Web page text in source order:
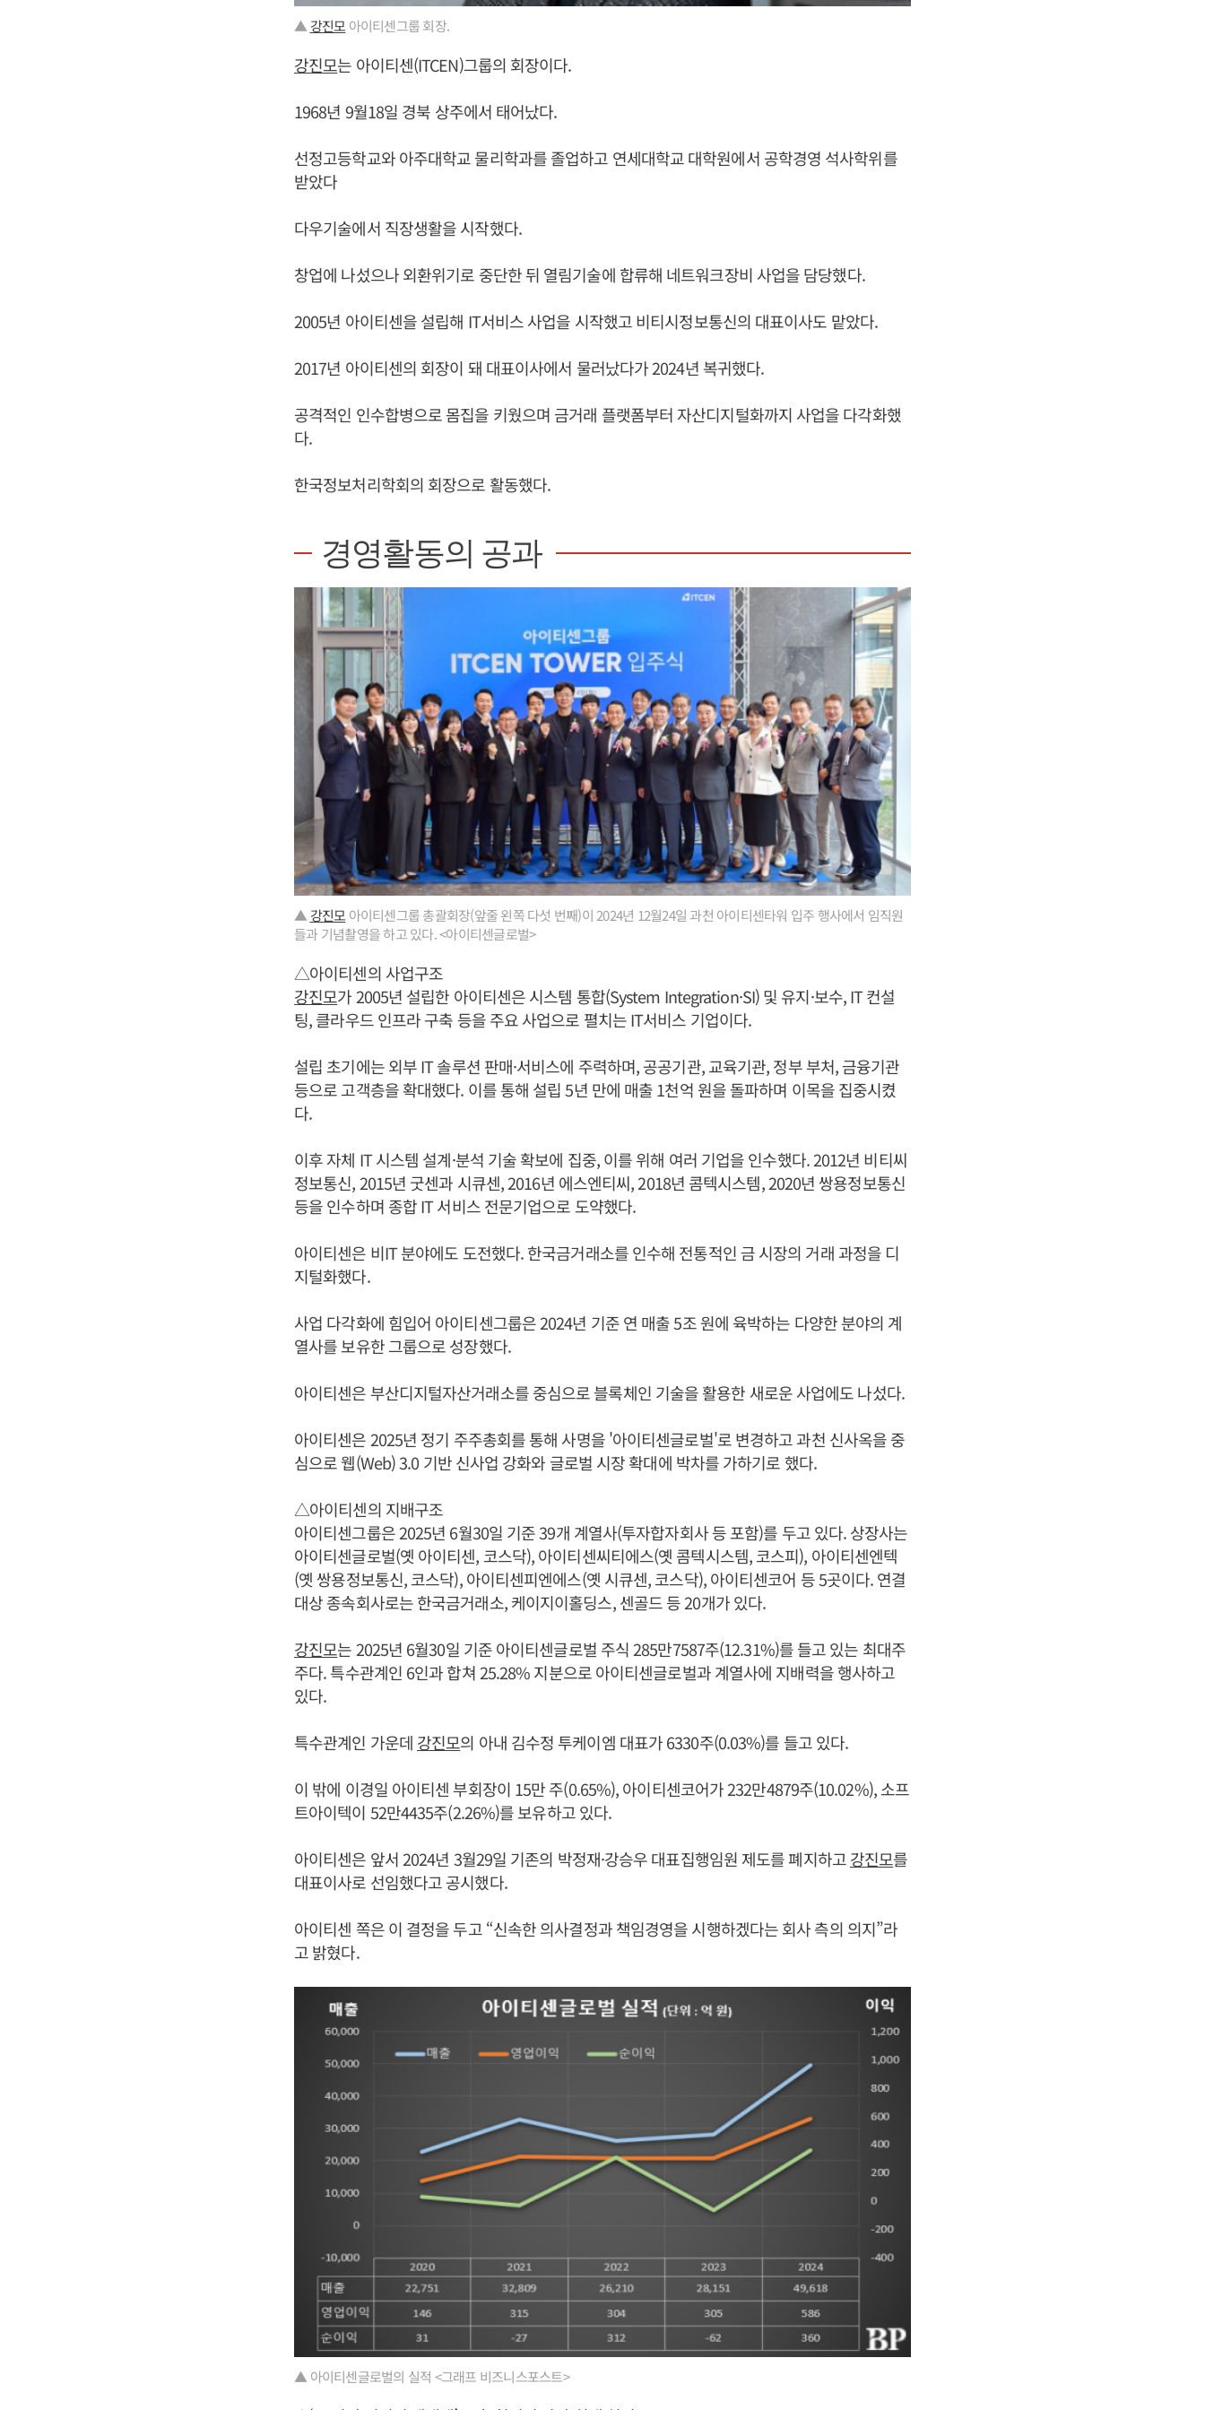
▲ 강진모 아이티센그룹 회장.
강진모는 아이티센(ITCEN)그룹의 회장이다.
1968년 9월18일 경북 상주에서 태어났다.
선정고등학교와 아주대학교 물리학과를 졸업하고 연세대학교 대학원에서 공학경영 석사학위를
받았다
다우기술에서 직장생활을 시작했다.
창업에 나섰으나 외환위기로 중단한 뒤 열림기술에 합류해 네트워크장비 사업을 담당했다.
2005년 아이티센을 설립해 IT서비스 사업을 시작했고 비티시정보통신의 대표이사도 맡았다.
2017년 아이티센의 회장이 돼 대표이사에서 물러났다가 2024년 복귀했다.
공격적인 인수합병으로 몸집을 키웠으며 금거래 플랫폼부터 자산디지털화까지 사업을 다각화했
다.
한국정보처리학회의 회장으로 활동했다.
경영활동의 공과
▲ 강진모 아이티센그룹 총괄회장(앞줄 왼쪽 다섯 번째)이 2024년 12월24일 과천 아이티센타워 입주 행사에서 임직원
들과 기념촬영을 하고 있다. <아이티센글로벌>
△아이티센의 사업구조
강진모가 2005년 설립한 아이티센은 시스템 통합(System Integration·SI) 및 유지·보수, IT 컨설
팅, 클라우드 인프라 구축 등을 주요 사업으로 펼치는 IT서비스 기업이다.
설립 초기에는 외부 IT 솔루션 판매·서비스에 주력하며, 공공기관, 교육기관, 정부 부처, 금융기관
등으로 고객층을 확대했다. 이를 통해 설립 5년 만에 매출 1천억 원을 돌파하며 이목을 집중시켰
다.
이후 자체 IT 시스템 설계·분석 기술 확보에 집중, 이를 위해 여러 기업을 인수했다. 2012년 비티씨
정보통신, 2015년 굿센과 시큐센, 2016년 에스엔티씨, 2018년 콤텍시스템, 2020년 쌍용정보통신
등을 인수하며 종합 IT 서비스 전문기업으로 도약했다.
아이티센은 비IT 분야에도 도전했다. 한국금거래소를 인수해 전통적인 금 시장의 거래 과정을 디
지털화했다.
사업 다각화에 힘입어 아이티센그룹은 2024년 기준 연 매출 5조 원에 육박하는 다양한 분야의 계
열사를 보유한 그룹으로 성장했다.
아이티센은 부산디지털자산거래소를 중심으로 블록체인 기술을 활용한 새로운 사업에도 나섰다.
아이티센은 2025년 정기 주주총회를 통해 사명을 '아이티센글로벌'로 변경하고 과천 신사옥을 중
심으로 웹(Web) 3.0 기반 신사업 강화와 글로벌 시장 확대에 박차를 가하기로 했다.
△아이티센의 지배구조
아이티센그룹은 2025년 6월30일 기준 39개 계열사(투자합자회사 등 포함)를 두고 있다. 상장사는
아이티센글로벌(옛 아이티센, 코스닥), 아이티센씨티에스(옛 콤텍시스템, 코스피), 아이티센엔텍
(옛 쌍용정보통신, 코스닥), 아이티센피엔에스(옛 시큐센, 코스닥), 아이티센코어 등 5곳이다. 연결
대상 종속회사로는 한국금거래소, 케이지이홀딩스, 센골드 등 20개가 있다.
강진모는 2025년 6월30일 기준 아이티센글로벌 주식 285만7587주(12.31%)를 들고 있는 최대주
주다. 특수관계인 6인과 합쳐 25.28% 지분으로 아이티센글로벌과 계열사에 지배력을 행사하고
있다.
특수관계인 가운데 강진모의 아내 김수정 투케이엠 대표가 6330주(0.03%)를 들고 있다.
이 밖에 이경일 아이티센 부회장이 15만 주(0.65%), 아이티센코어가 232만4879주(10.02%), 소프
트아이텍이 52만4435주(2.26%)를 보유하고 있다.
아이티센은 앞서 2024년 3월29일 기존의 박정재·강승우 대표집행임원 제도를 폐지하고강진모를
대표이사로 선임했다고 공시했다.
아이티센 쪽은 이 결정을 두고 “신속한 의사결정과 책임경영을 시행하겠다는 회사 측의 의지”라
고 밝혔다.
▲ 아이티센글로벌의 실적 <그래프 비즈니스포스트>